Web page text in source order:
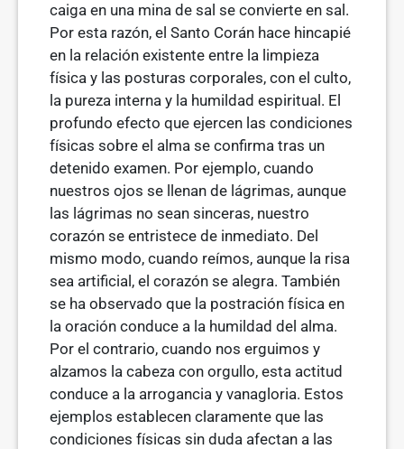
caiga en una mina de sal se convierte en sal.
Por esta razón, el Santo Corán hace hincapié
en la relación existente entre la limpieza
física y las posturas corporales, con el culto,
la pureza interna y la humildad espiritual. El
profundo efecto que ejercen las condiciones
físicas sobre el alma se confirma tras un
detenido examen. Por ejemplo, cuando
nuestros ojos se llenan de lágrimas, aunque
las lágrimas no sean sinceras, nuestro
corazón se entristece de inmediato. Del
mismo modo, cuando reímos, aunque la risa
sea artificial, el corazón se alegra. También
se ha observado que la postración física en
la oración conduce a la humildad del alma.
Por el contrario, cuando nos erguimos y
alzamos la cabeza con orgu­llo, esta actitud
conduce a la arrogancia y vanagloria. Estos
ejemplos esta­blecen claramente que las
condiciones físicas sin duda afectan a las